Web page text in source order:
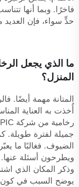
فاخرًا. وبما أنها
حدٍّ سواء، فإن
ما الذي يجعل
المنزل؟
المتانة مهمة أيضًا.
أُخذت به العناية
جميلة لفترة طويلة.
الضيوف. فغالبًا ما
ويطرحون أسئلة
وذكر المكان الذي
يوضح السبب في كون